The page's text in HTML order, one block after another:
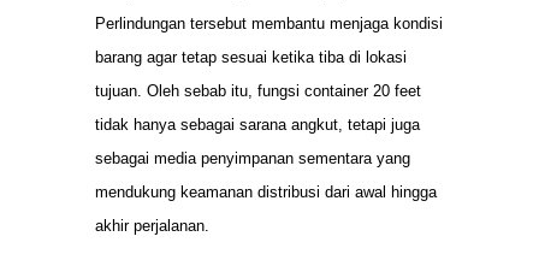
Perlindungan tersebut membantu menjaga kondisi
barang agar tetap sesuai ketika tiba di lokasi
tujuan. Oleh sebab itu, fungsi container 20 feet
tidak hanya sebagai sarana angkut, tetapi juga
sebagai media penyimpanan sementara yang
mendukung keamanan distribusi dari awal hingga
akhir perjalanan.